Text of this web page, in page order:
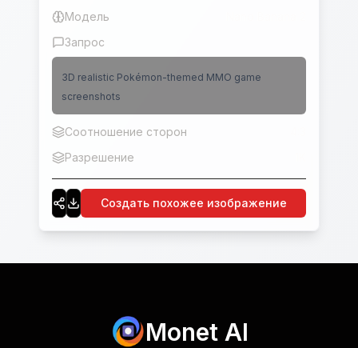
Модель
Запрос
3D realistic Pokémon-themed MMO game
screenshots
Соотношение сторон
Разрешение
Создать похожее изображение
Monet AI